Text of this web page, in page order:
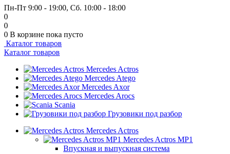
Пн-Пт 9:00 - 19:00, Сб. 10:00 - 18:00
0
0
0 В корзине пока пусто
Каталог товаров
Каталог товаров
Mercedes Actros
Mercedes Atego
Mercedes Axor
Mercedes Arocs
Scania
Грузовики под разбор
Mercedes Actros
Mercedes Actros MP1
Впускная и выпускная система